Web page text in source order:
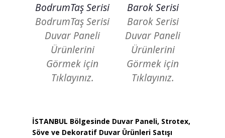
BodrumTaş Serisi
BodrumTaş Serisi
Duvar Paneli
Ürünlerini
Görmek için
Tıklayınız.
Barok Serisi
Barok Serisi
Duvar Paneli
Ürünlerini
Görmek için
Tıklayınız.
İSTANBUL Bölgesinde Duvar Paneli, Strotex,
Söve ve Dekoratif Duvar Ürünleri Satışı